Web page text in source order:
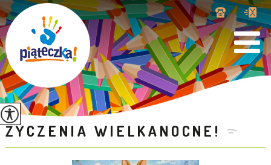
ŻYCZENIA WIELKANOCNE!